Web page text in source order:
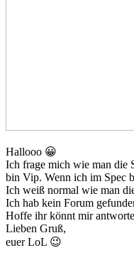
Hallooo 😀
Ich frage mich wie man die
bin Vip. Wenn ich im Spec
Ich weiß normal wie man
Ich hab kein Forum
Hoffe ihr könnt mir
Lieben Gruß,
euer LoL 😉